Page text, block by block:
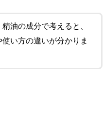
油の成分で考えると、
い方の違いが分かりま